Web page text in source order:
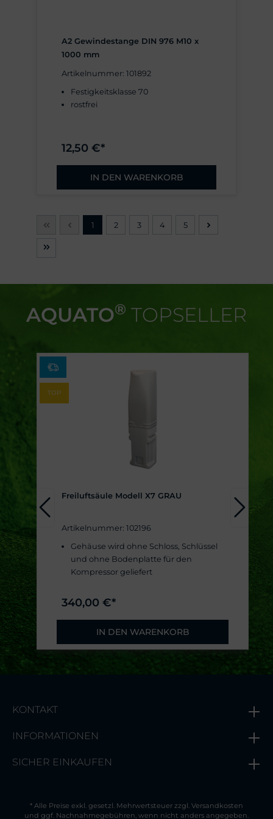
A2 Gewindestange DIN 976 M10 x
1000 mm
Artikelnummer: 101892
Festigkeitsklasse 70
rostfrei
12,50 €*
IN DEN WARENKORB
1 2 3 4 5
AQUATO® TOPSELLER
TOP
Freiluftsäule Modell X7 GRAU
Artikelnummer: 102196
Gehäuse wird ohne Schloss, Schlüssel
und ohne Bodenplatte für den
Kompressor geliefert
340,00 €*
IN DEN WARENKORB
KONTAKT
INFORMATIONEN
SICHER EINKAUFEN
* Alle Preise exkl. gesetzl. Mehrwertsteuer zzgl. Versandkosten
und ggf. Nachnahmegebühren, wenn nicht anders angegeben.